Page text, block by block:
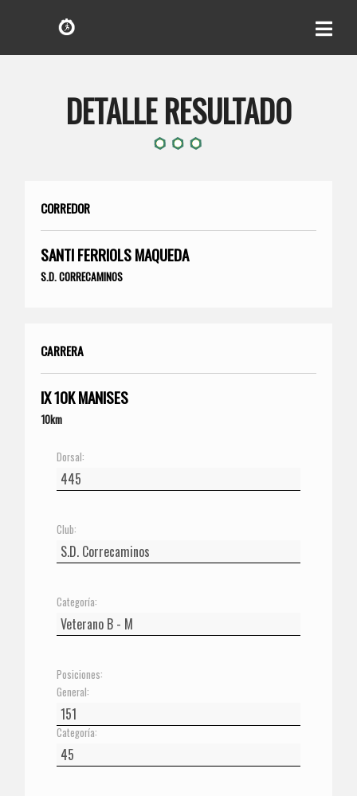
DETALLE RESULTADO
CORREDOR
SANTI FERRIOLS MAQUEDA
S.D. CORRECAMINOS
CARRERA
IX 10K MANISES
10km
Dorsal:
Club:
Categoría:
Posiciones:
General:
Categoría: